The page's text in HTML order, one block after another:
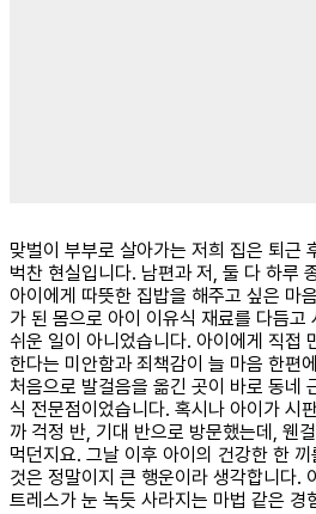
맞벌이 부부로 살아가는 저희 집은 퇴근
벅찬 현실입니다. 남편과 저, 둘 다 하루
아이에게 따뜻한 집밥을 해주고 싶은 마
가 된 몸으로 아이 이유식 재료를 다듬고
쉬운 일이 아니었습니다. 아이에게 직접
한다는 미안함과 죄책감이 늘 마음 한편
처음으로 발걸음을 옮긴 곳이 바로 동네
식 전문점이었습니다. 혹시나 아이가 시
까 걱정 반, 기대 반으로 방문했는데, 웬
먹던지요. 그날 이후 아이의 건강한 한
것은 정말이지 큰 행운이라 생각합니다.
트레스가 눈 녹듯 사라지는 마법 같은 경